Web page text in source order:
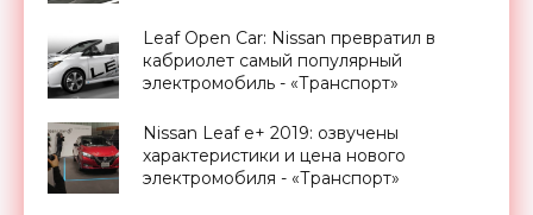
Leaf Open Car: Nissan превратил в
кабриолет самый популярный
электромобиль - «Транспорт»
Nissan Leaf e+ 2019: озвучены
характеристики и цена нового
электромобиля - «Транспорт»